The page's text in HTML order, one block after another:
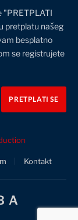
"PRETPLATI
pretplatu našeg
besplatno
se registrujete
Kontakt